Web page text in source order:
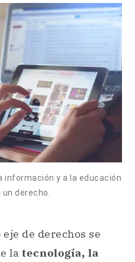
información y a la educación
derecho.
de derechos se
la tecnología, la